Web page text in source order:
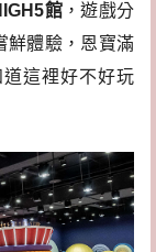
館 ，遊戲分
鮮體驗，恩寶滿
這裡好不好玩